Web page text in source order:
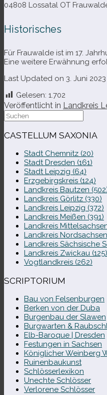
04808 Lossatal OT
Historisches
Für Frauwalde ist im 17.
Eine wei­tere Erwähnung
Last Updated on 3. Juni
Gelesen: 1.702
Veröffentlicht in Landkreis
Suche
nach:
CASTELLUM SAXONIA
Stadt Chemnitz (20)
Stadt Dresden (161)
Stadt Leipzig (64)
Erzgebirgskreis (124)
Landkreis Bautzen
Landkreis Görlitz (330)
Landkreis Leipzig (372)
Landkreis Meißen (391)
Landkreis
Landkreis Nordsachsen
Landkreis Sächsische
Landkreis Zwickau (125)
Vogtlandkreis (262)
SCRIPTORIUM
Bau von Felsenburgen
Berken von der Duba
Burgenbau der Slawen
Burgwarten &
Elb-​Baroque | Dresden
Festungen in Sachsen
Königlicher Weinberg
Ruinenbaukunst
Schlösserlexikon
Unechte Schlösser
Verlorene Schlösser